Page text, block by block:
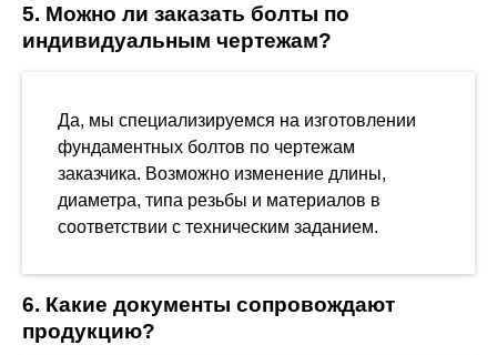
5. Можно ли заказать болты по
индивидуальным чертежам?
Да, мы специализируемся на изготовлении
фундаментных болтов по чертежам
заказчика. Возможно изменение длины,
диаметра, типа резьбы и материалов в
соответствии с техническим заданием.
6. Какие документы сопровождают
продукцию?